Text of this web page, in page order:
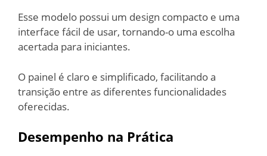
Esse modelo possui um design compacto e uma
interface fácil de usar, tornando-o uma escolha
acertada para iniciantes.
O painel é claro e simplificado, facilitando a
transição entre as diferentes funcionalidades
oferecidas.
Desempenho na Prática